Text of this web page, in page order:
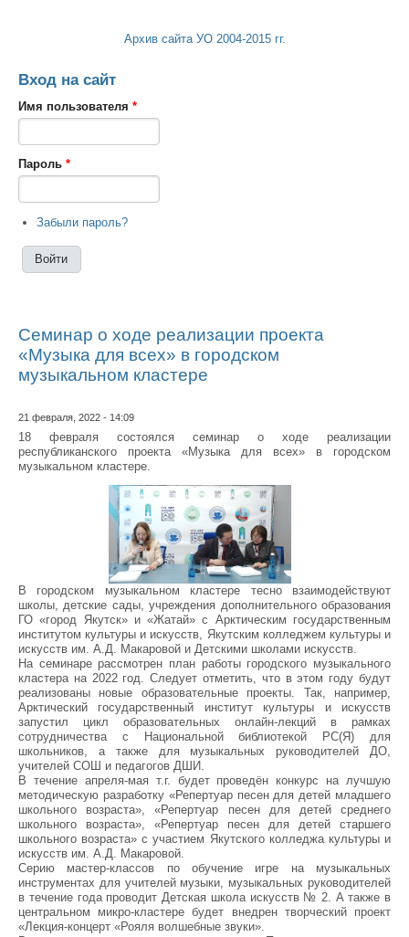
Архив сайта УО 2004-2015 гг.
Вход на сайт
Имя пользователя *
Пароль *
Забыли пароль?
Семинар о ходе реализации проекта
«Музыка для всех» в городском
музыкальном кластере
21 февраля, 2022 - 14:09
18 февраля состоялся семинар о ходе реализации
республиканского проекта «Музыка для всех» в городском
музыкальном кластере.
В городском музыкальном кластере тесно взаимодействуют
школы, детские сады, учреждения дополнительного образования
ГО «город Якутск» и «Жатай» с Арктическим государственным
институтом культуры и искусств, Якутским колледжем культуры и
искусств им. А.Д. Макаровой и Детскими школами искусств.
На семинаре рассмотрен план работы городского музыкального
кластера на 2022 год. Следует отметить, что в этом году будут
реализованы новые образовательные проекты. Так, например,
Арктический государственный институт культуры и искусств
запустил цикл образовательных онлайн-лекций в рамках
сотрудничества с Национальной библиотекой РС(Я) для
школьников, а также для музыкальных руководителей ДО,
учителей СОШ и педагогов ДШИ.
В течение апреля-мая т.г. будет проведён конкурс на лучшую
методическую разработку «Репертуар песен для детей младшего
школьного возраста», «Репертуар песен для детей среднего
школьного возраста», «Репертуар песен для детей старшего
школьного возраста» с участием Якутского колледжа культуры и
искусств им. А.Д. Макаровой.
Серию мастер-классов по обучение игре на музыкальных
инструментах для учителей музыки, музыкальных руководителей
в течение года проводит Детская школа искусств № 2. А также в
центральном микро-кластере будет внедрен творческий проект
«Лекция-концерт «Рояля волшебные звуки».